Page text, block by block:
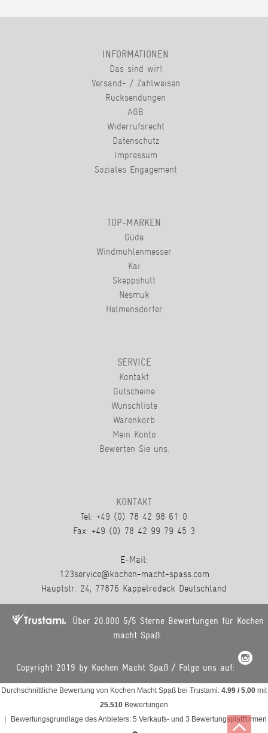
INFORMATIONEN
Das sind wir!
Versand- / Zahlweisen
Rücksendungen
AGB
Widerrufsrecht
Datenschutz
Impressum
Soziales Engagement
TOP-MARKEN
Güde
Windmühlenmesser
Kai
Skeppshult
Nesmuk
Helmensdorfer
SERVICE
Kontakt
Gutscheine
Wunschliste
Warenkorb
Mein Konto
Bewerten Sie uns.
KONTAKT
Tel: +49 (0) 78 42 98 61 0
Fax: +49 (0) 78 42 99 79 45 3
E-Mail:
123service@kochen-macht-spass.com
Hauptstr. 24, 77876 Kappelrodeck Deutschland
Über 20.000 5/5 Sterne Bewertungen für Kochen
macht Spaß.
Copyright 2019 by Kochen Macht Spaß / Folge uns auf:
Durchschnittliche Bewertung von Kochen Macht Spaß bei Trustami: 4.99 / 5.00 mit
25.510 Bewertungen
Bewertungsgrundlage des Anbieters: 5 Verkaufs- und 3 Bewertungsplattformen